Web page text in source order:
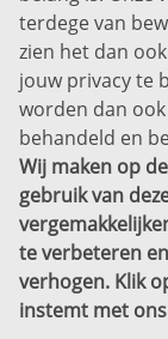
Disclaimer
Sitemap
Copyright
Bekijk ook
terdege van
zien het dan
jouw privacy te
worden dan
behandeld en
Wij maken op
gebruik van
te verbeteren
verhogen. Klik
instemt met ons